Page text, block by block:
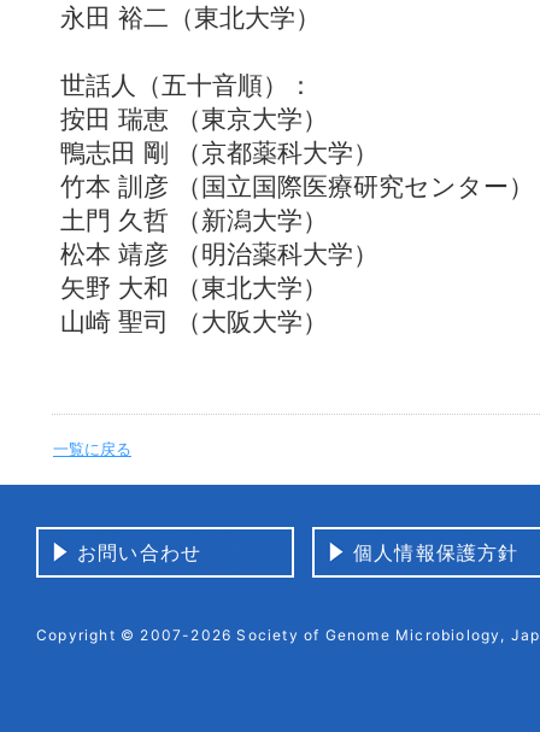
永田 裕二（東北大学）
世話人（五十音順）：
按田 瑞恵 （東京大学）
鴨志田 剛 （京都薬科大学）
竹本 訓彦 （国立国際医療研究センター）
土門 久哲 （新潟大学）
松本 靖彦 （明治薬科大学）
矢野 大和 （東北大学）
山崎 聖司 （大阪大学）
一覧に戻る
お問い合わせ 個人情報保護方針
Copyright © 2007-2026 Society of Genome Microbiology,